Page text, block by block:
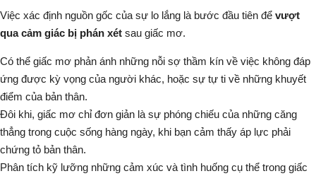
Việc xác định nguồn gốc của sự lo lắng là bước đầu tiên để vượt
qua cảm giác bị phán xét sau giấc mơ.
Có thể giấc mơ phản ánh những nỗi sợ thầm kín về việc không đáp
ứng được kỳ vọng của người khác, hoặc sự tự ti về những khuyết
điểm của bản thân.
Đôi khi, giấc mơ chỉ đơn giản là sự phóng chiếu của những căng
thẳng trong cuộc sống hàng ngày, khi bạn cảm thấy áp lực phải
chứng tỏ bản thân.
Phân tích kỹ lưỡng những cảm xúc và tình huống cụ thể trong giấc